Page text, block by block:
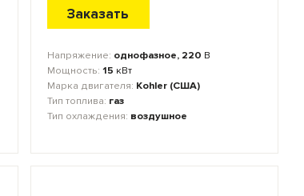
Заказать
Напряжение: однофазное, 220 В
Мощность: 15 кВт
Марка двигателя: Kohler (США)
Тип топлива: газ
Тип охлаждения: воздушное